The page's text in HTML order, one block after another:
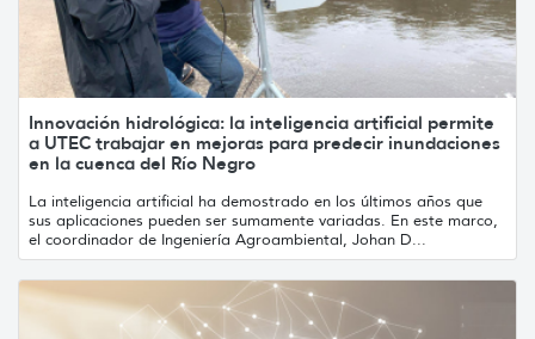
Innovación hidrológica: la inteligencia artificial permite
a UTEC trabajar en mejoras para predecir inundaciones
en la cuenca del Río Negro
La inteligencia artificial ha demostrado en los últimos años que
sus aplicaciones pueden ser sumamente variadas. En este marco,
el coordinador de Ingeniería Agroambiental, Johan D...